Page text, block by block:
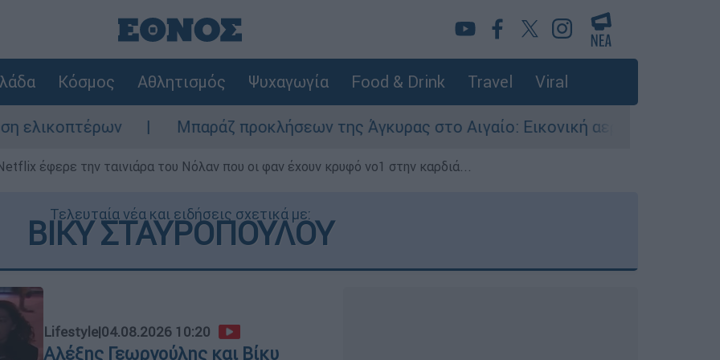
Κόσμος Αθλητισμός Ψυχαγωγία Food & Drink Travel Viral
Μπαράζ προκλήσεων της Άγκυρας στο Αιγαίο: Εικονική αερομαχία ανάμεσα σε ελληνικά
έφερε την ταινιάρα του Νόλαν που οι φαν έχουν κρυφό νο1 στην καρδιά...
Τελευταία νέα και ειδήσεις σχετικά με:
ΒΙΚΥ ΣΤΑΥΡΟΠΟΥΛΟΥ
Lifestyle|04.08.2026 10:20
Αλέξης Γεωργούλης και Βίκυ